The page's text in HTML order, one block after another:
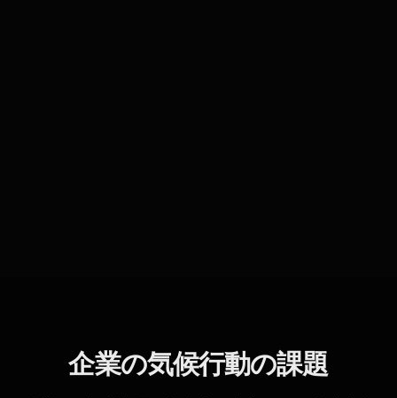
企業の気候行動の課題